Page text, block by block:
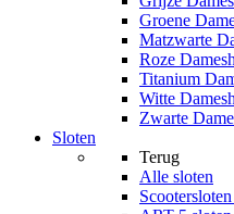
Groene
Matzwarte
Roze
Titanium
Witte
Zwarte
Sloten
Terug
Alle sloten